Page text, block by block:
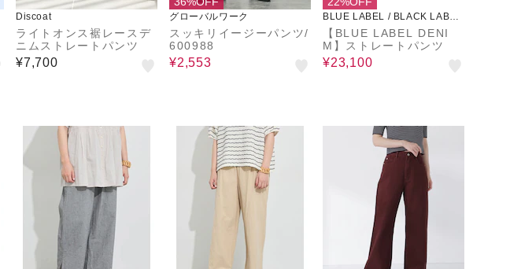
Discoat
ライトオンス裾レースデ
ニムストレートパンツ
¥7,700
グローバルワーク
スッキリイージーパンツ/
600988
¥2,553
BLUE LABEL / BLACK LABEL
CRESTBRIDGE
【BLUE LABEL DENI
M】ストレートパンツ
¥23,100